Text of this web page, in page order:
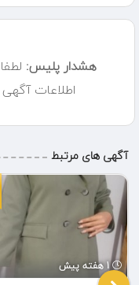
برای مشاوره و هماهنگی با
هشدار پلیس:
اطلاعات
آگهی های مرتبط
1 هفته پیش